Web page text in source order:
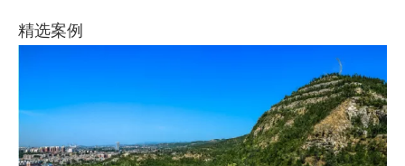
精选案例